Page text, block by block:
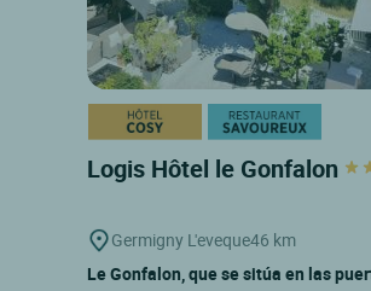
Logis Hôtel le Gonfalon
Germigny L'eveque46 km
Le Gonfalon, que se sitúa en las